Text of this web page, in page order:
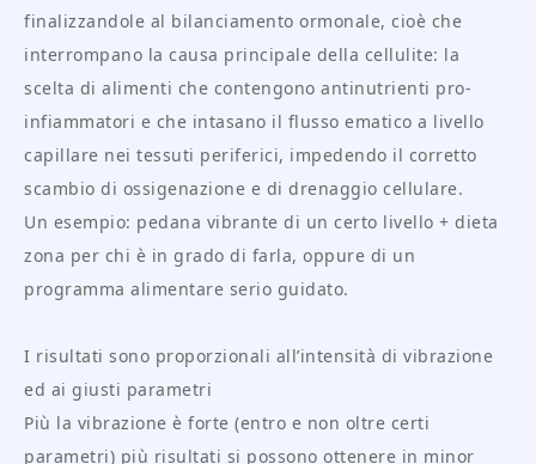
finalizzandole al bilanciamento ormonale, cioè che
interrompano la causa principale della cellulite: la
scelta di alimenti che contengono antinutrienti pro-
infiammatori e che intasano il flusso ematico a livello
capillare nei tessuti periferici, impedendo il corretto
scambio di ossigenazione e di drenaggio cellulare.
Un esempio: pedana vibrante di un certo livello + dieta
zona per chi è in grado di farla, oppure di un
programma alimentare serio guidato.
I risultati sono proporzionali all’intensità di vibrazione
ed ai giusti parametri
Più la vibrazione è forte (entro e non oltre certi
parametri) più risultati si possono ottenere in minor